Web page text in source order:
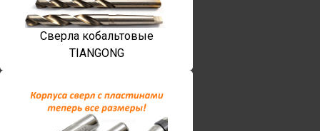
Сверла кобальтовые
TIANGONG